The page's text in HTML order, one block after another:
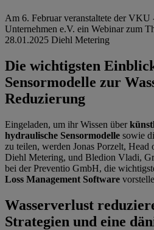
Am 6. Februar veranstaltete der VKU
Unternehmen e.V. ein Webinar zum
28.01.2025 Diehl Metering
Die wichtigsten
Sensormodelle zur
Reduzierung
Eingeladen, um ihr Wissen über
hydraulische Sensormodelle sowie
zu teilen, werden Jonas Porzelt,
Diehl Metering, und Bledion Vladi,
bei der Preventio GmbH, die
Loss Management Software
Wasserverlust
Strategien und eine